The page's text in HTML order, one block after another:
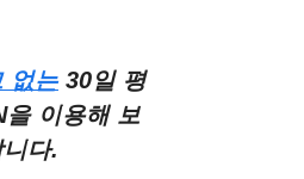
없는30일 평
을 이용해 보
다.